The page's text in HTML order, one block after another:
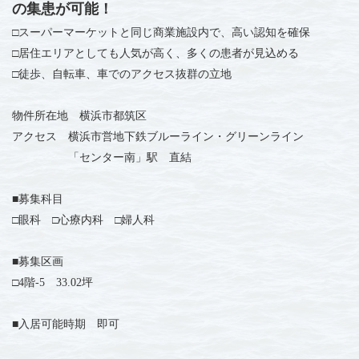
の集患が可能！
□スーパーマーケットと同じ商業施設内で、高い認知を確保
□居住エリアとしても人気が高く、多くの患者が見込める
□徒歩、自転車、車でのアクセス抜群の立地
物件所在地 横浜市都筑区
アクセス 横浜市営地下鉄ブルーライン・グリーンライン
「センター南」駅 直結
■募集科目
□眼科 □心療内科 □婦人科
■募集区画
□4階-5 33.02坪
■入居可能時期 即可